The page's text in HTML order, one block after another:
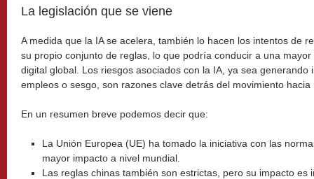
La legislación que se viene
A medida que la IA se acelera, también lo hacen los intentos de
su propio conjunto de reglas, lo que podría conducir a una
digital global. Los riesgos asociados con la IA, ya sea
empleos o sesgo, son razones clave detrás del movimiento hacia
En un resumen breve podemos decir que:
La Unión Europea (UE) ha tomado la iniciativa con las
mayor impacto a nivel mundial.
Las reglas chinas también son estrictas, pero su impacto es